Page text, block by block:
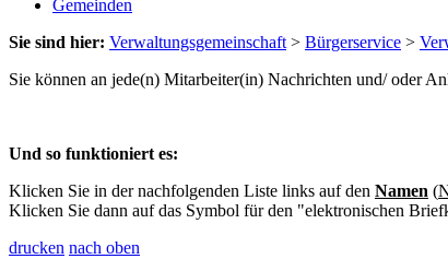
Gemeinden
Sie sind hier: Verwaltungsgemeinschaft > Bürgerservice >
Sie können an jede(n) Mitarbeiter(in) Nachrichten und/ oder
Und so funktioniert es:
Klicken Sie in der nachfolgenden Liste links auf den Namen (
Klicken Sie dann auf das Symbol für den "elektronischen
drucken nach oben